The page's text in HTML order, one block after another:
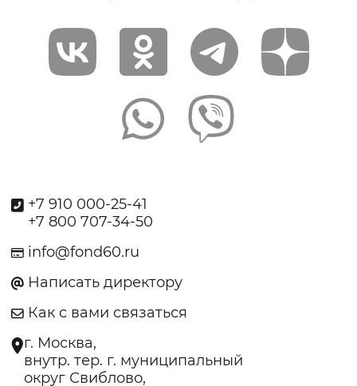
+7 910 000-25-41
+7 800 707-34-50
info@fond60.ru
Написать директору
Как с вами связаться
г. Москва,
внутр. тер. г. муниципальный
округ Свиблово,